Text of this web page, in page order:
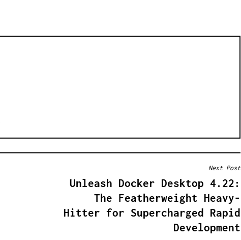
Next Post
Unleash Docker Desktop 4.22:
The Featherweight Heavy-
Hitter for Supercharged Rapid
Development